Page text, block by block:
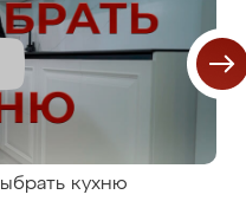
кухню